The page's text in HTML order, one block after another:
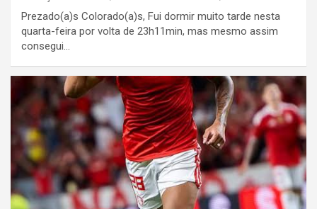
Prezado(a)s Colorado(a)s, Fui dormir muito tarde nesta
quarta-feira por volta de 23h11min, mas mesmo assim
consegui…